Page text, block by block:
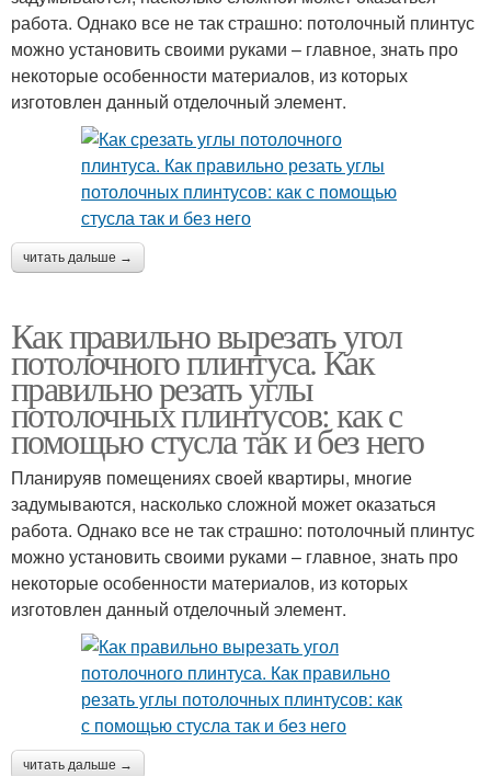
работа. Однако все не так страшно: потолочный плинтус
можно установить своими руками – главное, знать про
некоторые особенности материалов, из которых
изготовлен данный отделочный элемент.
читать дальше →
Как правильно вырезать угол
потолочного плинтуса. Как
правильно резать углы
потолочных плинтусов: как с
помощью стусла так и без него
Планируяв помещениях своей квартиры, многие
задумываются, насколько сложной может оказаться
работа. Однако все не так страшно: потолочный плинтус
можно установить своими руками – главное, знать про
некоторые особенности материалов, из которых
изготовлен данный отделочный элемент.
читать дальше →